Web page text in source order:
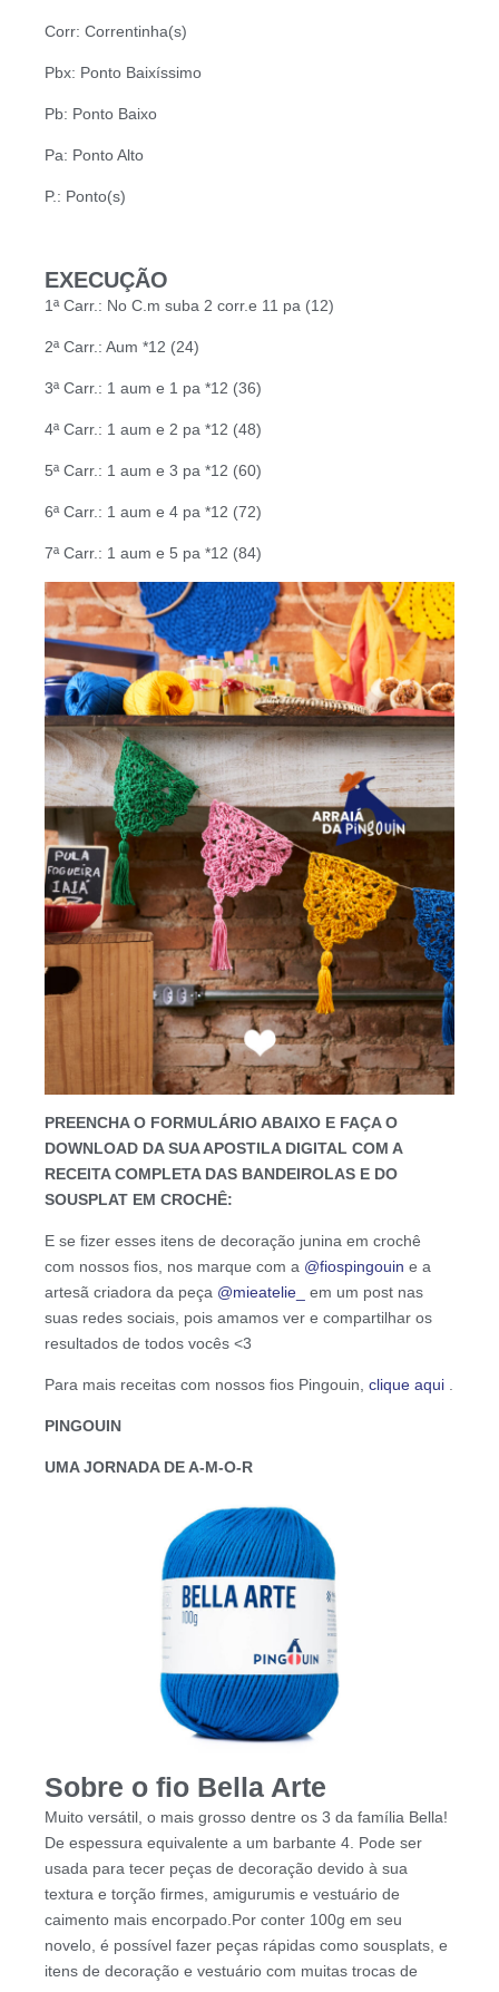
Corr: Correntinha(s)
Pbx: Ponto Baixíssimo
Pb: Ponto Baixo
Pa: Ponto Alto
P.: Ponto(s)
EXECUÇÃO
1ª Carr.: No C.m suba 2 corr.e 11 pa (12)
2ª Carr.: Aum *12 (24)
3ª Carr.: 1 aum e 1 pa *12 (36)
4ª Carr.: 1 aum e 2 pa *12 (48)
5ª Carr.: 1 aum e 3 pa *12 (60)
6ª Carr.: 1 aum e 4 pa *12 (72)
7ª Carr.: 1 aum e 5 pa *12 (84)
PREENCHA O FORMULÁRIO ABAIXO E FAÇA O
DOWNLOAD DA SUA APOSTILA DIGITAL COM A
RECEITA COMPLETA DAS BANDEIROLAS E DO
SOUSPLAT EM CROCHÊ:
E se fizer esses itens de decoração junina em crochê
com nossos fios, nos marque com a @fiospingouin e a
artesã criadora da peça @mieatelie_
em um post nas
suas redes sociais, pois amamos ver e compartilhar os
resultados de todos vocês <3
Para mais receitas com nossos fios Pingouin, clique aqui
PINGOUIN
UMA JORNADA DE A-M-O-R
Sobre o fio Bella Arte
Muito versátil, o mais grosso dentre os 3 da família Bella!
De espessura equivalente a um barbante 4. Pode ser
usada para tecer peças de decoração devido à sua
textura e torção firmes, amigurumis e vestuário de
caimento mais encorpado.Por conter 100g em seu
novelo, é possível fazer peças rápidas como sousplats, e
itens de decoração e vestuário com muitas trocas de